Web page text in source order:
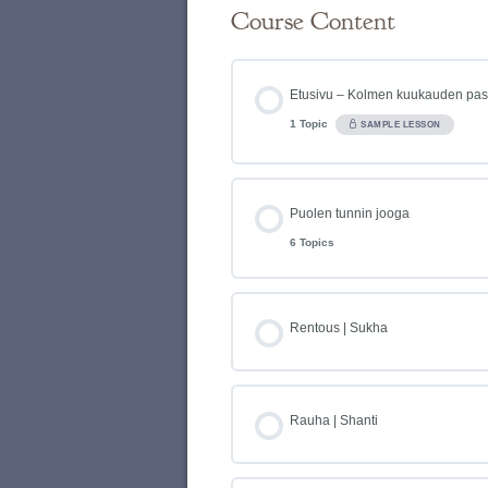
Course Content
Etusivu – Kolmen kuukauden
1 Topic SAMPLE LESSON
Puolen tunnin jooga
6 Topics
Rentous | Sukha
Rauha | Shanti